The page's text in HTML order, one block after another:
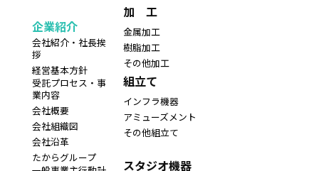
企業紹介
会社紹介・社長挨
拶
経営基本方針
受託プロセス・事
業内容
会社概要
会社組織図
会社沿革
たからグループ
加 工
金属加工
樹脂加工
その他加工
組立て
インフラ機器
アミューズメント
その他組立て
スタジオ機器